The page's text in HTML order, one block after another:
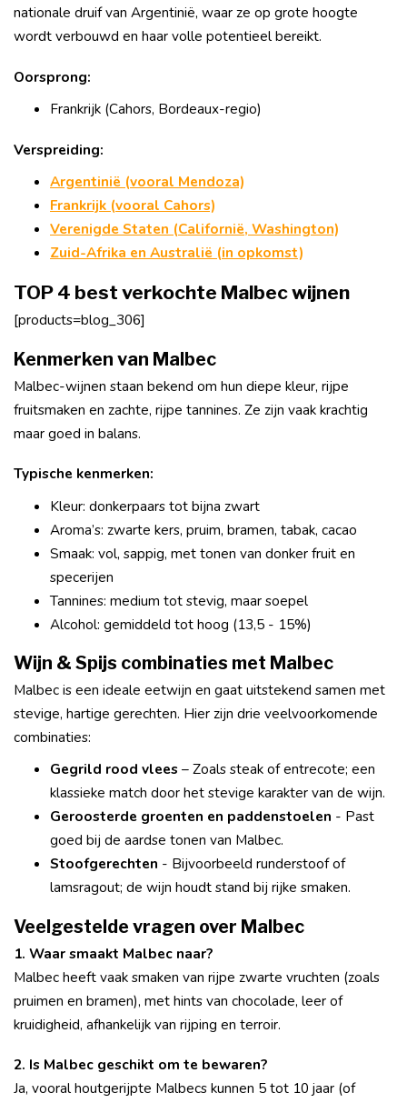
nationale druif van Argentinië, waar ze op grote hoogte
wordt verbouwd en haar volle potentieel bereikt.
Oorsprong:
Frankrijk (Cahors, Bordeaux-regio)
Verspreiding:
Argentinië (vooral Mendoza)
Frankrijk (vooral Cahors)
Verenigde Staten (Californië, Washington)
Zuid-Afrika en Australië (in opkomst)
TOP 4 best verkochte Malbec wijnen
[products=blog_306]
Kenmerken van Malbec
Malbec-wijnen staan bekend om hun diepe kleur, rijpe
fruitsmaken en zachte, rijpe tannines. Ze zijn vaak krachtig
maar goed in balans.
Typische kenmerken:
Kleur: donkerpaars tot bijna zwart
Aroma’s: zwarte kers, pruim, bramen, tabak, cacao
Smaak: vol, sappig, met tonen van donker fruit en
specerijen
Tannines: medium tot stevig, maar soepel
Alcohol: gemiddeld tot hoog (13,5 - 15%)
Wijn & Spijs combinaties met Malbec
Malbec is een ideale eetwijn en gaat uitstekend samen met
stevige, hartige gerechten. Hier zijn drie veelvoorkomende
combinaties:
Gegrild rood vlees – Zoals steak of entrecote; een
klassieke match door het stevige karakter van de wijn.
Geroosterde groenten en paddenstoelen - Past
goed bij de aardse tonen van Malbec.
Stoofgerechten - Bijvoorbeeld runderstoof of
lamsragout; de wijn houdt stand bij rijke smaken.
Veelgestelde vragen over Malbec
1. Waar smaakt Malbec naar?
Malbec heeft vaak smaken van rijpe zwarte vruchten (zoals
pruimen en bramen), met hints van chocolade, leer of
kruidigheid, afhankelijk van rijping en terroir.
2. Is Malbec geschikt om te bewaren?
Ja, vooral houtgerijpte Malbecs kunnen 5 tot 10 jaar (of